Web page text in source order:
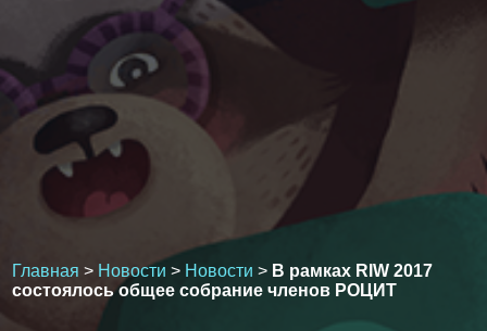
Главная > Новости > Новости > В рамках RIW 2017
состоялось общее собрание членов РОЦИТ